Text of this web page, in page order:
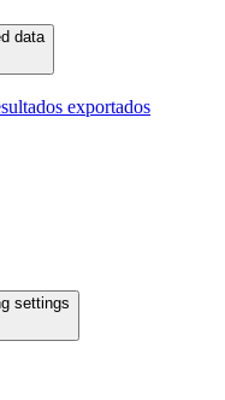
data
exportados
settings